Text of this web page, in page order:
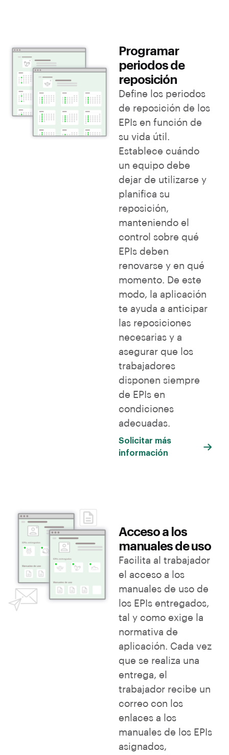
Programar
periodos de
reposición
Define los periodos
de reposición de los
EPIs en función de
su vida útil.
Establece cuándo
un equipo debe
dejar de utilizarse y
planifica su
reposición,
manteniendo el
control sobre qué
EPIs deben
renovarse y en qué
momento. De este
modo, la aplicación
te ayuda a anticipar
las reposiciones
necesarias y a
asegurar que los
trabajadores
disponen siempre
de EPIs en
condiciones
adecuadas.
Solicitar más
información
Acceso a los
manuales de uso
Facilita al trabajador
el acceso a los
manuales de uso de
los EPIs entregados,
tal y como exige la
normativa de
aplicación. Cada vez
que se realiza una
entrega, el
trabajador recibe un
correo con los
enlaces a los
manuales de los EPIs
asignados,